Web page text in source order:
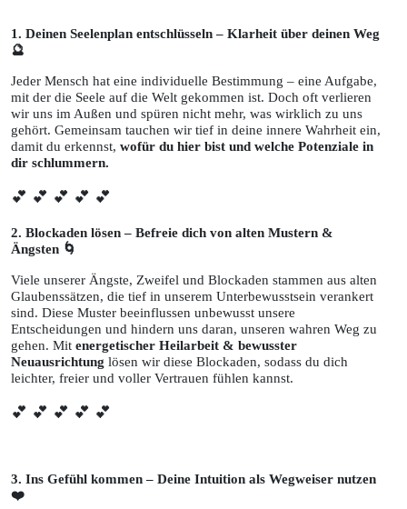
1. Deinen Seelenplan entschlüsseln – Klarheit über deinen Weg
🔮
Jeder Mensch hat eine individuelle Bestimmung – eine Aufgabe,
mit der die Seele auf die Welt gekommen ist. Doch oft verlieren
wir uns im Außen und spüren nicht mehr, was wirklich zu uns
gehört. Gemeinsam tauchen wir tief in deine innere Wahrheit ein,
damit du erkennst, wofür du hier bist und welche Potenziale in
dir schlummern.
💕 💕 💕 💕 💕
2. Blockaden lösen – Befreie dich von alten Mustern &
Ängsten 🌀
Viele unserer Ängste, Zweifel und Blockaden stammen aus alten
Glaubenssätzen, die tief in unserem Unterbewusstsein verankert
sind. Diese Muster beeinflussen unbewusst unsere
Entscheidungen und hindern uns daran, unseren wahren Weg zu
gehen. Mit energetischer Heilarbeit & bewusster
Neuausrichtung lösen wir diese Blockaden, sodass du dich
leichter, freier und voller Vertrauen fühlen kannst.
💕 💕 💕 💕 💕
3. Ins Gefühl kommen – Deine Intuition als Wegweiser nutzen
❤️